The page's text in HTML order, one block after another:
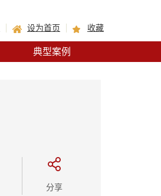
设为首页 收藏
典型案例
分享